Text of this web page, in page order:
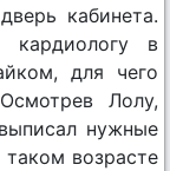
кабинета.
кардиологу в
для чего
Лолу,
нужные
возрасте